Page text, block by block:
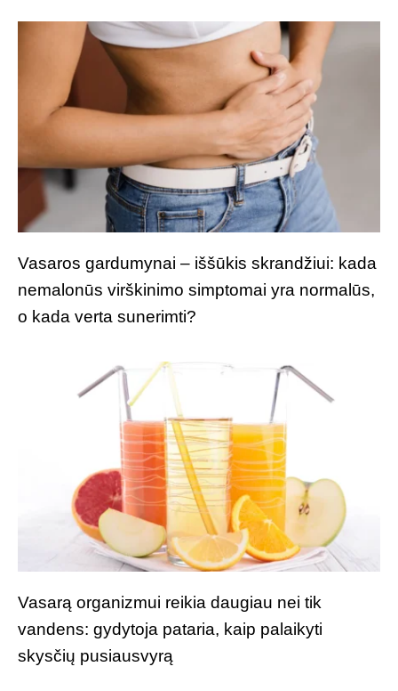
Vasaros gardumynai – iššūkis skrandžiui: kada
nemalonūs virškinimo simptomai yra normalūs,
o kada verta sunerimti?
Vasarą organizmui reikia daugiau nei tik
vandens: gydytoja pataria, kaip palaikyti
skysčių pusiausvyrą